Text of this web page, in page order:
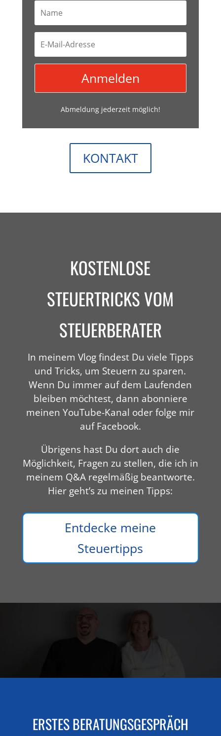
Anmelden
Abmeldung jederzeit möglich!
KONTAKT
KOSTENLOSE
STEUERTRICKS VOM
STEUERBERATER
In meinem Vlog findest Du viele Tipps
und Tricks, um Steuern zu sparen.
Wenn Du immer auf dem Laufenden
bleiben möchtest, dann abonniere
meinen YouTube-Kanal oder folge mir
auf Facebook.
Übrigens hast Du dort auch die
Möglichkeit, Fragen zu stellen, die ich in
meinem Q&A regelmäßig beantworte.
Hier geht’s zu meinen Tipps:
Entdecke meine
Steuertipps
ERSTES BERATUNGSGESPRÄCH